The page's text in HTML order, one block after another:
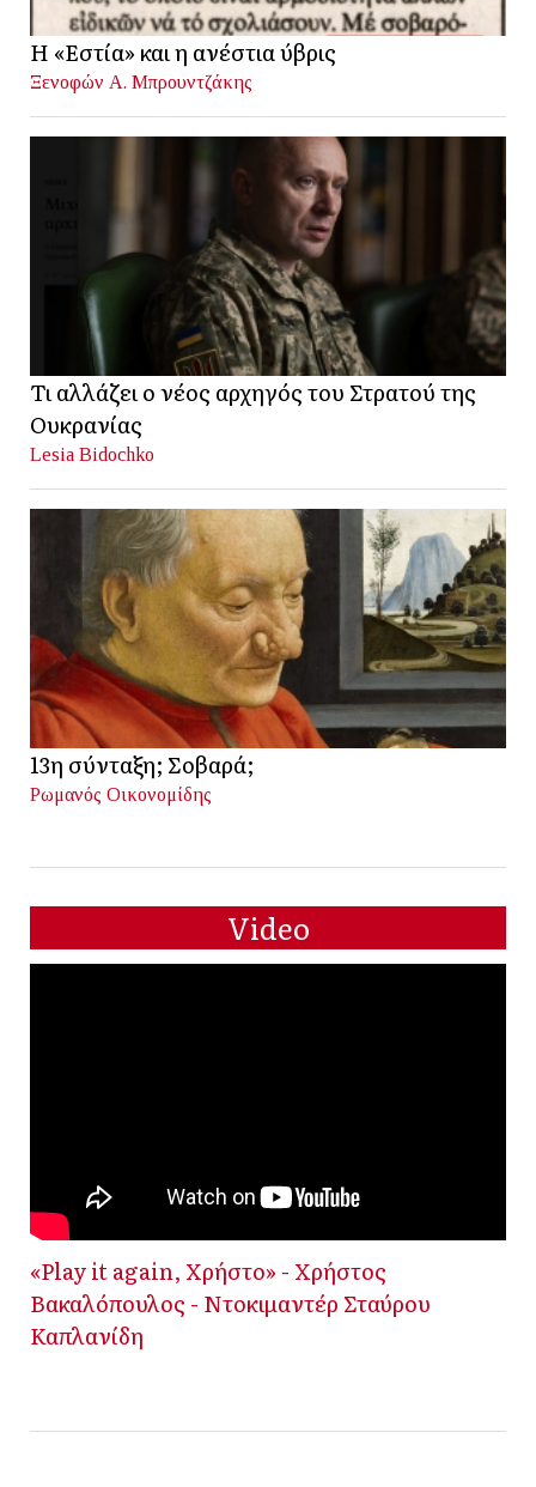
Η «Εστία» και η ανέστια ύβρις
Ξενοφών Α. Μπρουντζάκης
Τι αλλάζει ο νέος αρχηγός του Στρατού της
Ουκρανίας
Lesia Bidochko
13η σύνταξη; Σοβαρά;
Ρωμανός Οικονομίδης
Video
«Play it again, Χρήστο» - Χρήστος
Βακαλόπουλος - Ντοκιμαντέρ Σταύρου
Καπλανίδη